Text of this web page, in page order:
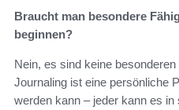
Braucht man besondere
beginnen?
Nein, es sind keine
Journaling ist eine persönliche
werden kann – jeder kann es